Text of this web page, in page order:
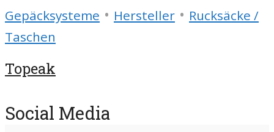
Gepäcksysteme • Hersteller • Rucksäcke /
Taschen
Topeak
Social Media